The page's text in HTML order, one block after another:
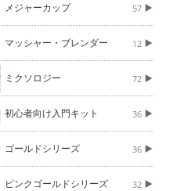
メジャーカップ 57
マッシャー・ブレンダー 12
ミクソロジー 72
初心者向け入門キット 36
ゴールドシリーズ 36
ピンクゴールドシリーズ 32